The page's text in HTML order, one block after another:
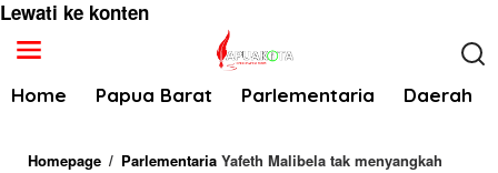
Lewati ke konten
Home Papua Barat Parlementaria Daerah
Homepage / Parlementaria Yafeth Malibela tak menyangkah